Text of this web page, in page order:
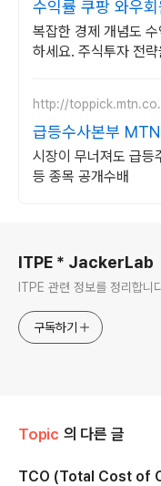
수익률 쿠팡 와우
복잡한 경제 개념도
하세요. 주식투자 전
http://
급등수사본부
시장이 무너져도 급등
등 종목 공개수배
ITPE * JackerLab
ITPE 관련 정보를 정리합니
구독하기
Topic 의 다른 글
TCO (Total Cost of